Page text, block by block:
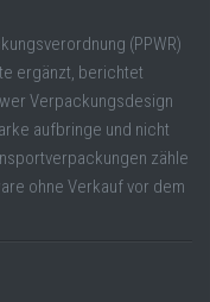
(PPWR)
ergänzt, berichtet
Verpackungsdesign
aufbringe und nicht
zähle
ohne Verkauf vor dem